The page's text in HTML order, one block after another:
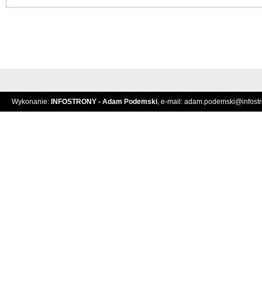
Wykonanie: INFOSTRONY - Adam Podemski, e-mail: